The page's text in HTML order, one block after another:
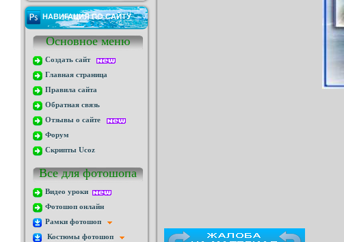
НАВИГАЦИЯ ПО САЙТУ
Основное меню
Создать сайт
Главная страница
Правила сайта
Обратная связь
Отзывы о сайте
Форум
Скрипты Ucoz
Все для фотошопа
Видео уроки
Фотошоп онлайн
Рамки фотошоп
Костюмы фотошоп